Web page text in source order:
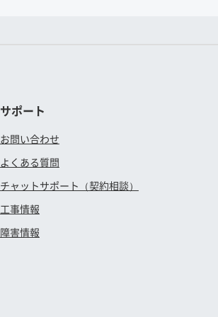
サポート
お問い合わせ
よくある質問
チャットサポート（契約相談）
工事情報
障害情報